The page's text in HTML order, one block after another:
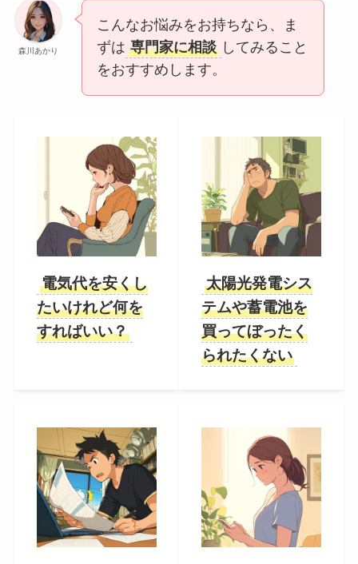
森川あかり
こんなお悩みをお持ちなら、ま
ずは 専門家に相談 してみること
をおすすめします。
電気代を安くし
たいけれど何を
すればいい？
太陽光発電シス
テムや蓄電池を
買ってぼったく
られたくない